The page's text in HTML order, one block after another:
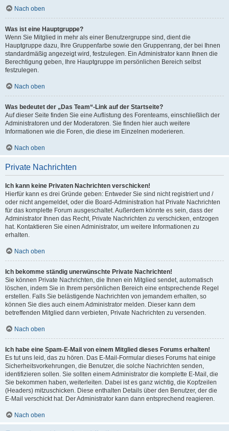
Nach oben
Was ist eine Hauptgruppe?
Wenn Sie Mitglied in mehr als einer Benutzergruppe sind, dient die
Hauptgruppe dazu, Ihre Gruppenfarbe sowie den Gruppenrang, der bei Ihnen
standardmäßig angezeigt wird, festzulegen. Ein Administrator kann Ihnen die
Berechtigung geben, Ihre Hauptgruppe im persönlichen Bereich selbst
festzulegen.
Nach oben
Was bedeutet der „Das Team“-Link auf der Startseite?
Auf dieser Seite finden Sie eine Auflistung des Forenteams, einschließlich der
Administratoren und der Moderatoren. Sie finden hier auch weitere
Informationen wie die Foren, die diese im Einzelnen moderieren.
Nach oben
Private Nachrichten
Ich kann keine Privaten Nachrichten verschicken!
Hierfür kann es drei Gründe geben: Entweder Sie sind nicht registriert und /
oder nicht angemeldet, oder die Board-Administration hat Private Nachrichten
für das komplette Forum ausgeschaltet. Außerdem könnte es sein, dass der
Administrator Ihnen das Recht, Private Nachrichten zu verschicken, entzogen
hat. Kontaktieren Sie einen Administrator, um weitere Informationen zu
erhalten.
Nach oben
Ich bekomme ständig unerwünschte Private Nachrichten!
Sie können Private Nachrichten, die Ihnen ein Mitglied sendet, automatisch
löschen, indem Sie in Ihrem persönlichen Bereich eine entsprechende Regel
erstellen. Falls Sie belästigende Nachrichten von jemandem erhalten, so
können Sie dies auch einem Administrator melden. Dieser kann dem
betreffenden Mitglied dann verbieten, Private Nachrichten zu versenden.
Nach oben
Ich habe eine Spam-E-Mail von einem Mitglied dieses Forums erhalten!
Es tut uns leid, das zu hören. Das E-Mail-Formular dieses Forums hat einige
Sicherheitsvorkehrungen, die Benutzer, die solche Nachrichten senden,
identifizieren sollen. Sie sollten einem Administrator die komplette E-Mail, die
Sie bekommen haben, weiterleiten. Dabei ist es ganz wichtig, die Kopfzeilen
(Headers) mitzuschicken. Diese enthalten Details über den Benutzer, der die
E-Mail verschickt hat. Der Administrator kann dann entsprechend reagieren.
Nach oben